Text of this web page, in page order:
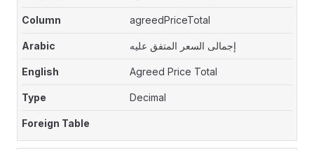
agreedPriceTotal
إجمالى السعر المتفق عليه
Agreed Price Total
Decimal